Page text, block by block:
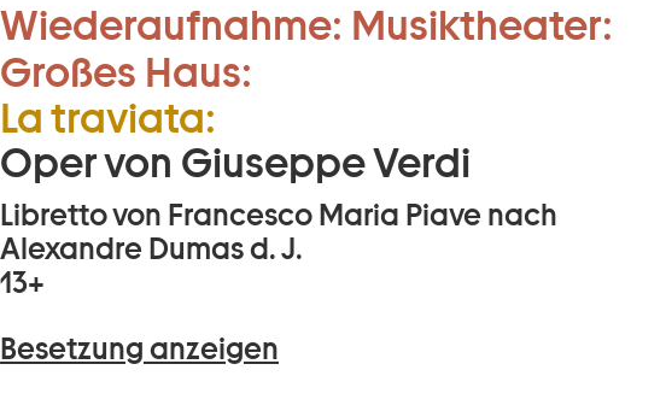
Wiederaufnahme: Musiktheater:
Großes Haus:
La traviata:
Oper von Giuseppe Verdi
Libretto von Francesco Maria Piave nach
Alexandre Dumas d. J.
13+
Besetzung anzeigen